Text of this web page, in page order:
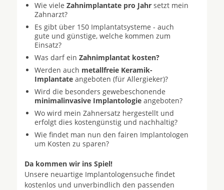
Wie viele Zahnimplantate pro Jahr setzt mein
Zahnarzt?
Es gibt über 150 Implantatsysteme - auch
gute und günstige, welche kommen zum
Einsatz?
Was darf ein Zahnimplantat kosten?
Werden auch metallfreie Keramik-
Implantate angeboten (für Allergieker)?
Wird die besonders gewebeschonende
minimalinvasive Implantologie angeboten?
Wo wird mein Zahnersatz hergestellt und
erfolgt dies kostengünstig und nachhaltig?
Wie findet man nun den fairen Implantologen
um Kosten zu sparen?
Da kommen wir ins Spiel!
Unsere neuartige Implantologensuche findet
kostenlos und unverbindlich den passenden